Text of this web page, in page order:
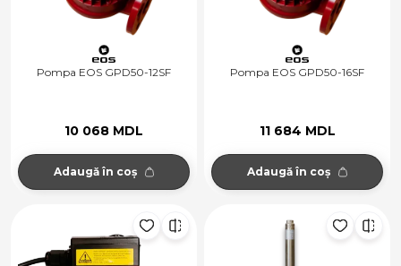
Pompa EOS GPD50-12SF
10 068 MDL
Adaugă în coș
Pompa EOS GPD50-16SF
11 684 MDL
Adaugă în coș